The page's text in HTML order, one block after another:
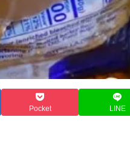
Pocket LINE